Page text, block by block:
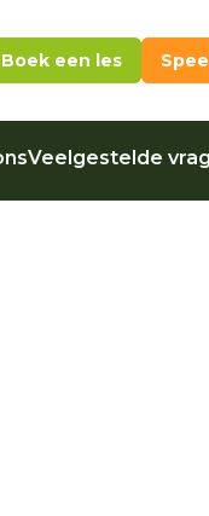
Boek een les
Veelgestelde